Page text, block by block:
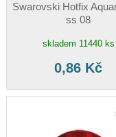
Swarovski Hotfix
ss 08
skladem 11440 ks
0,86 Kč